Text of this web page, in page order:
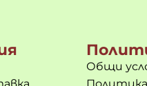
Общи
Политика